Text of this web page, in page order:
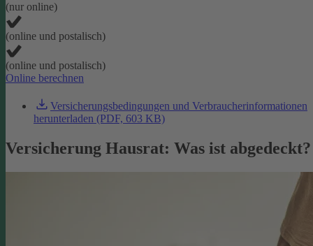
(nur online)
(online und postalisch)
(online und postalisch)
Online berechnen
Versicherungsbedingungen und Verbraucherinformationen
herunterladen (PDF, 603 KB)
Versicherung Hausrat: Was ist abgedeckt?